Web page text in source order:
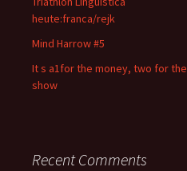
heute:franca/rejk
Mind Harrow #5
It s a1for the money, two for the
show
Recent Comments